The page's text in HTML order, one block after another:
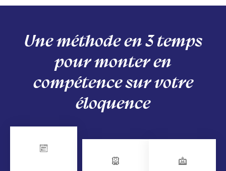
Une méthode en 3 temps
pour monter en
compétence sur votre
éloquence